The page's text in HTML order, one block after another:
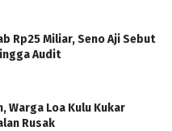
Rp25 Miliar, Seno Aji Sebut
Audit
Warga Loa Kulu Kukar
Rusak